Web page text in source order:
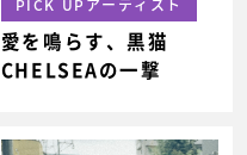
PICK UPアーティスト
愛を鳴らす、黒猫
CHELSEAの一撃